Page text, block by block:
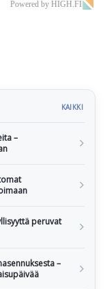
Powered by HIGH.FI
KAIKKI
–
peruvat
–